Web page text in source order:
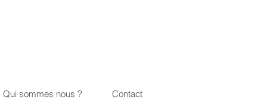
Qui sommes nous ? Contact